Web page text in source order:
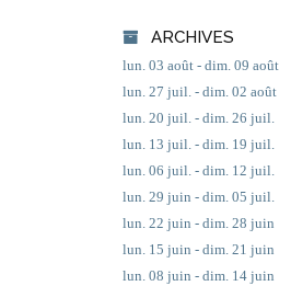
ARCHIVES
lun. 03 août - dim. 09 août
lun. 27 juil. - dim. 02 août
lun. 20 juil. - dim. 26 juil.
lun. 13 juil. - dim. 19 juil.
lun. 06 juil. - dim. 12 juil.
lun. 29 juin - dim. 05 juil.
lun. 22 juin - dim. 28 juin
lun. 15 juin - dim. 21 juin
lun. 08 juin - dim. 14 juin